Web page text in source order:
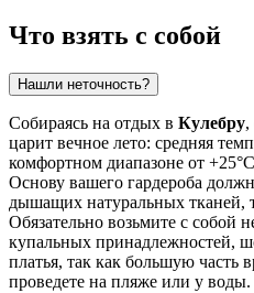
Что взять с собой
Нашли неточность?
Собираясь на отдых в Кулебру,
царит вечное лето: средняя
комфортном диапазоне от
Основу вашего гардероба
дышащих натуральных тканей,
Обязательно возьмите с собой
купальных принадлежностей,
платья, так как большую часть
проведете на пляже или у воды.